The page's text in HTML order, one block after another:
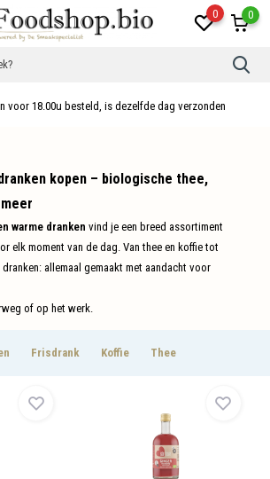
0 0
€20, gratis verzending in NL vanaf €35, 10% korting
vanaf €40!
kopen – biologische thee,
warme dranken vind je een breed assortiment
elk moment van de dag. Van thee en koffie tot
allemaal gemaakt met aandacht voor
of op het werk.
Frisdrank Koffie Thee